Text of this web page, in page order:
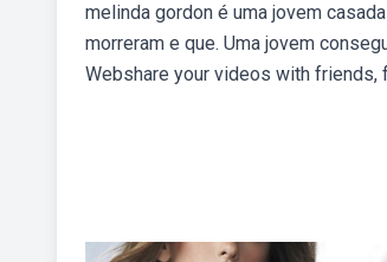
melinda gordon é uma jovem
morreram e que. Uma jovem
Webshare your videos with friends,